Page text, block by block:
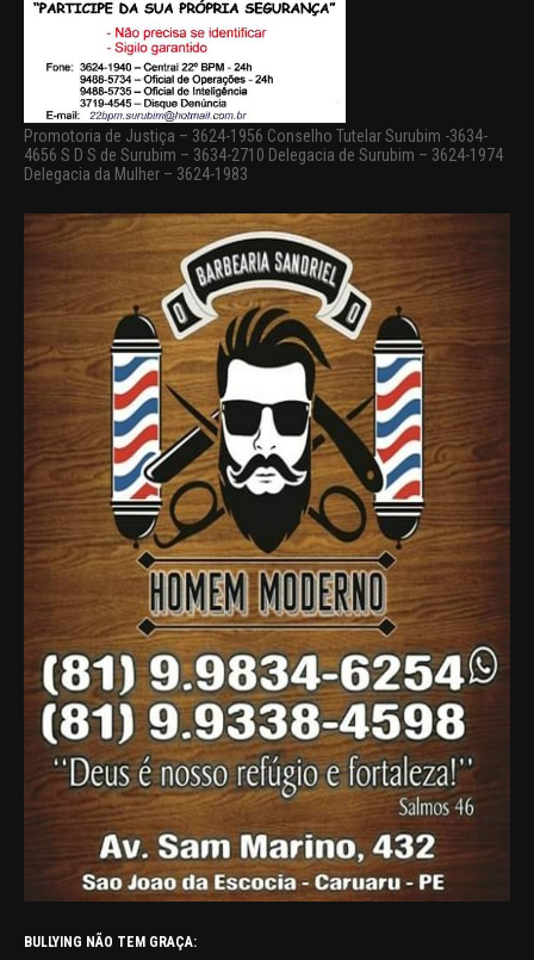
Promotoria de Justiça – 3624-1956 Conselho Tutelar Surubim -3634-
4656 S D S de Surubim – 3634-2710 Delegacia de Surubim – 3624-1974
Delegacia da Mulher – 3624-1983
BULLYING NÃO TEM GRAÇA: